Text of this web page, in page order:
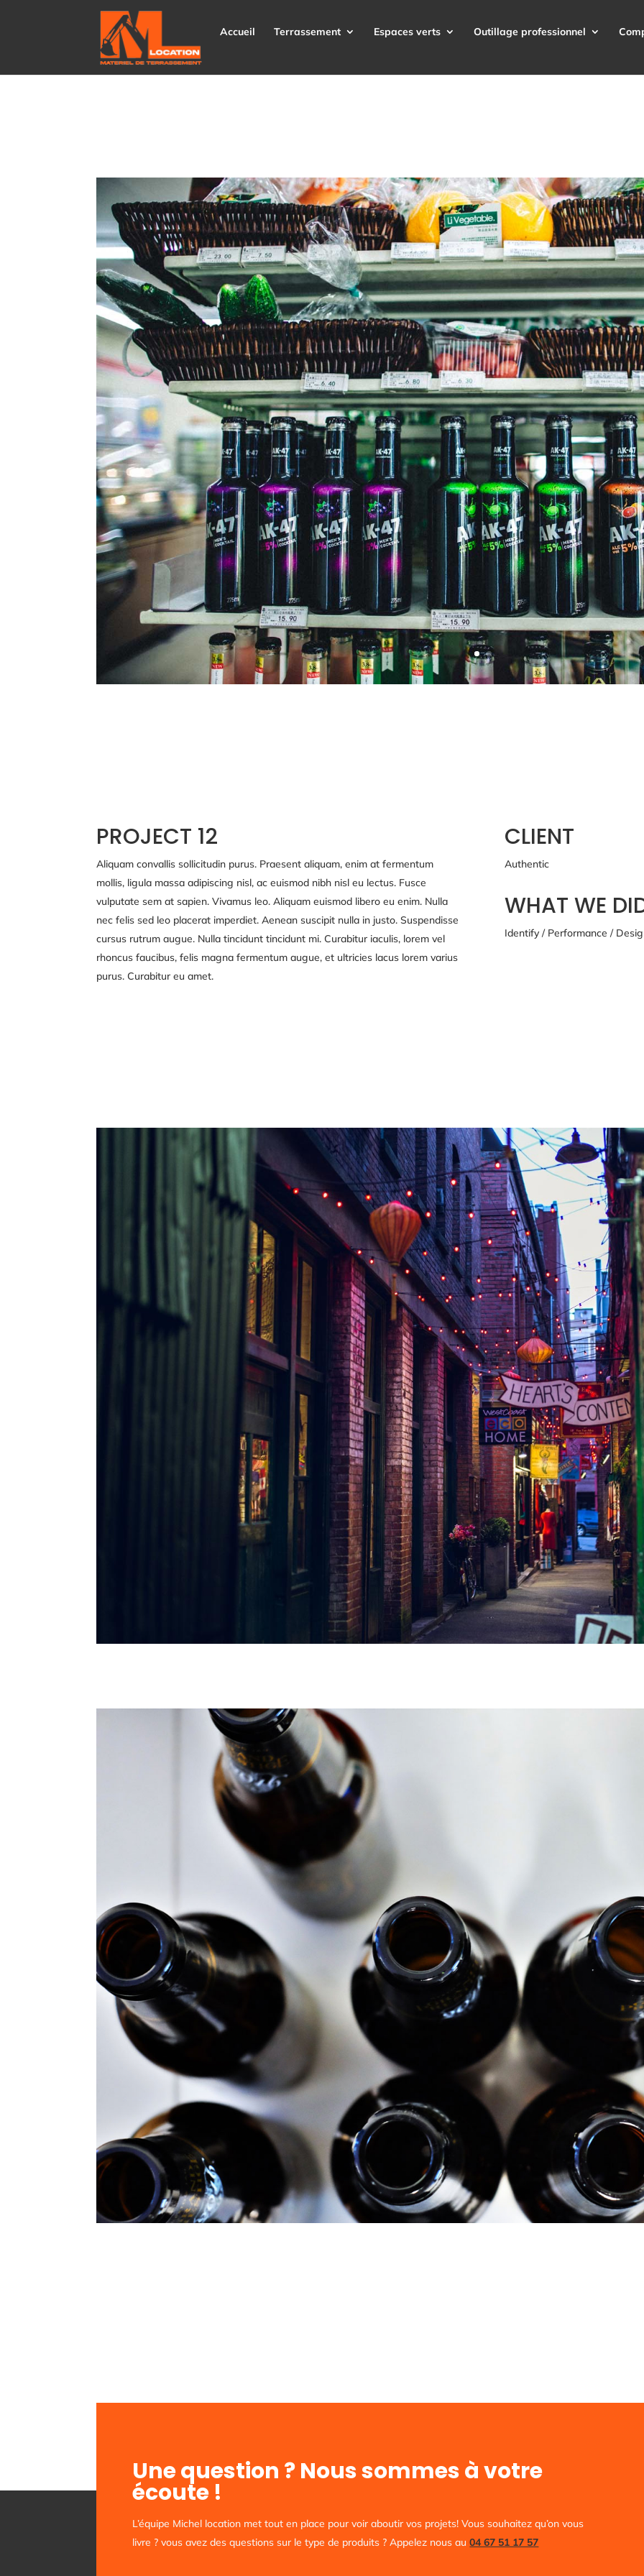
Accueil Terrassement Espaces verts Outillage professionnel
PROJECT 12
Aliquam convallis sollicitudin purus. Praesent aliquam, enim at fermentum
mollis, ligula massa adipiscing nisl, ac euismod nibh nisl eu lectus. Fusce
vulputate sem at sapien. Vivamus leo. Aliquam euismod libero eu enim. Nulla
nec felis sed leo placerat imperdiet. Aenean suscipit nulla in justo. Suspendisse
cursus rutrum augue. Nulla tincidunt tincidunt mi. Curabitur iaculis, lorem vel
CLIENT
Authentic
WHAT WE
Une question ? Nous sommes à votre
écoute !